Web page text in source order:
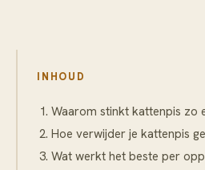
INHOUD
Waarom stinkt kattenpis zo
Hoe verwijder je kattenpis
Wat werkt het beste per